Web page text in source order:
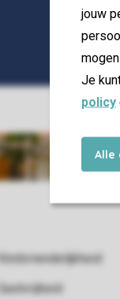
jouw
Je
policy
Alle
Kindvriendelijkheid
Gastvrijheid